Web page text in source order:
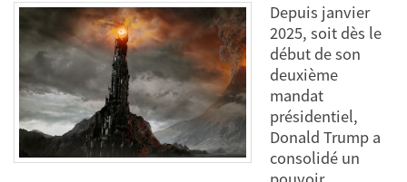
Depuis janvier
2025, soit dès le
début de son
deuxième
mandat
présidentiel,
Donald Trump a
consolidé un